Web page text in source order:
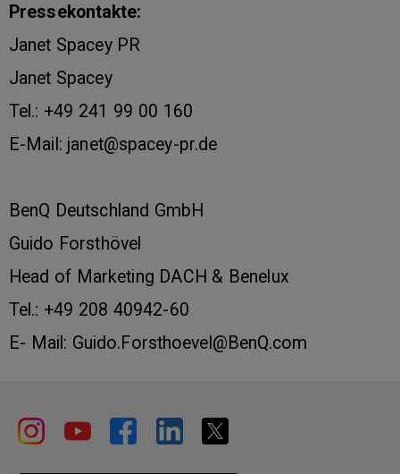
Pressekontakte:
Janet Spacey PR
Janet Spacey
Tel.: +49 241 99 00 160
E-Mail: janet@spacey-pr.de
BenQ Deutschland GmbH
Guido Forsthövel
Head of Marketing DACH & Benelux
Tel.: +49 208 40942-60
E- Mail: Guido.Forsthoevel@BenQ.com